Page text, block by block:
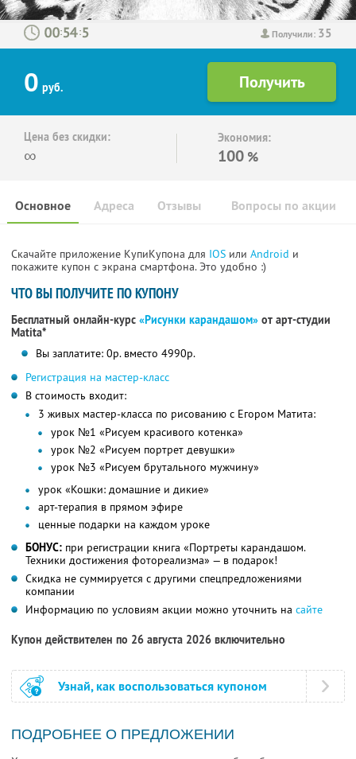
Получили: 35
: :
0 руб.
Цена без скидки:
∞
Экономия:
100 %
Основное Отзывы Вопросы по акции
Адреса
Скачайте приложение КупиКупона для IOS или Android и
покажите купон с экрана смартфона. Это удобно :)
ЧТО ВЫ ПОЛУЧИТЕ ПО КУПОНУ
Бесплатный онлайн-курс «Рисунки карандашом» от арт-студии
Matita*
Вы заплатите: 0р. вместо 4990р.
Регистрация на мастер-класс
В стоимость входит:
3 живых мастер-класса по рисованию с Егором Матита:
урок №1 «Рисуем красивого котенка»
урок №2 «Рисуем портрет девушки»
урок №3 «Рисуем брутального мужчину»
урок «Кошки: домашние и дикие»
арт-терапия в прямом эфире
ценные подарки на каждом уроке
БОНУС: при регистрации книга «Портреты карандашом.
Техники достижения фотореализма» — в подарок!
Скидка не суммируется с другими спецпредложениями
компании
Информацию по условиям акции можно уточнить на сайте
Купон действителен по 26 августа 2026 включительно
Узнай, как воспользоваться купоном
ПОДРОБНЕЕ О ПРЕДЛОЖЕНИИ